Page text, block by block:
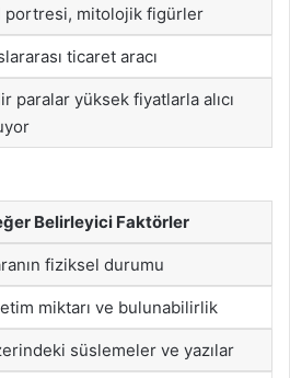
portresi, mitolojik figürler
ticaret aracı
paralar yüksek fiyatlarla alıcı
Belirleyici Faktörler
fiziksel durumu
miktarı ve bulunabilirlik
süslemeler ve yazılar